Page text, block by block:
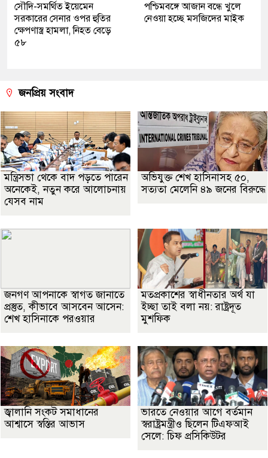
সৌদি-সমর্থিত ইয়েমেন
সরকারের সেনার ওপর হুতির
ক্ষেপণাস্ত্র হামলা, নিহত বেড়ে
৫৮
পশ্চিমবঙ্গে আজান বন্ধে খুলে
নেওয়া হচ্ছে মসজিদের মাইক
জনপ্রিয় সংবাদ
মন্ত্রিসভা থেকে বাদ পড়তে পারেন
অনেকেই, নতুন করে আলোচনায়
যেসব নাম
অভিযুক্ত শেখ হাসিনাসহ ৫০,
সত্যতা মেলেনি ৪৯ জনের বিরুদ্ধে
জনগণ আপনাকে স্বাগত জানাতে
প্রস্তুত, কীভাবে আসবেন আসেন:
শেখ হাসিনাকে পরওয়ার
মতপ্রকাশের স্বাধীনতার অর্থ যা
ইচ্ছা তাই বলা নয়: রাষ্ট্রদূত
মুশফিক
জ্বালানি সংকট সমাধানের
আশ্বাসে স্বস্তির আভাস
ভারতে নেওয়ার আগে বর্তমান
স্বরাষ্ট্রমন্ত্রীও ছিলেন টিএফআই
সেলে: চিফ প্রসিকিউটর